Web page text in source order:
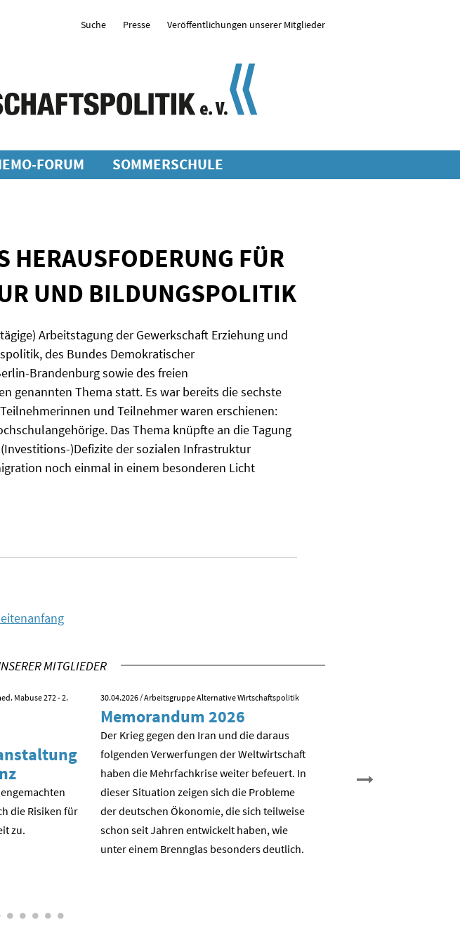
FORUM SOMMERSCHULE
Suche Presse Veröffentlichungen unserer Mitglieder
HERAUSFODERUNG FÜR
UND BILDUNGSPOLITIK
Arbeitstagung der Gewerkschaft Erziehung und
des Bundes Demokratischer
Brandenburg sowie des freien
genannten Thema statt. Es war bereits die sechste
und Teilnehmer waren erschienen:
Das Thema knüpfte an die Tagung
)Defizite der sozialen Infrastruktur
noch einmal in einem besonderen Licht
MITGLIEDER
Mabuse 272 - 2.
die Risiken für
zu.
30.04.2026/ Arbeitsgruppe Alternative Wirtschaftspolitik
Memorandum 2026
Der Krieg gegen den Iran und die daraus
folgenden Verwerfungen der Weltwirtschaft
haben die Mehrfachkrise weiter befeuert. In
dieser Situation zeigen sich die Probleme
der deutschen Ökonomie, die sich teilweise
schon seit Jahren entwickelt haben, wie
unter einem Brennglas besonders deutlich.
Nicht Deindustrialisierung,